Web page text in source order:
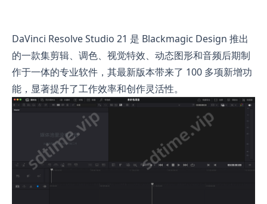
DaVinci Resolve Studio 21 是 Blackmagic Design 推出
的一款集剪辑、调色、视觉特效、动态图形和音频后期制
作于一体的专业软件，其最新版本带来了 100 多项新增功
能，显著提升了工作效率和创作灵活性。